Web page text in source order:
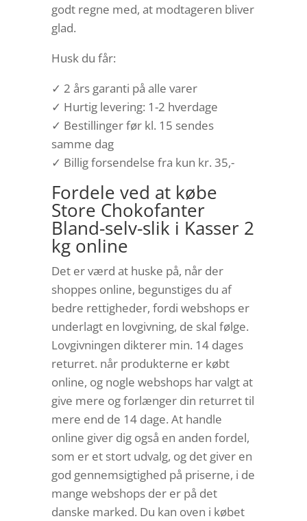
godt regne med, at modtageren bliver
glad.
Husk du får:
✓ 2 års garanti på alle varer
✓ Hurtig levering: 1-2 hverdage
✓ Bestillinger før kl. 15 sendes
samme dag
✓ Billig forsendelse fra kun kr. 35,-
Fordele ved at købe
Store Chokofanter
Bland-selv-slik i Kasser 2
kg online
Det er værd at huske på, når der
shoppes online, begunstiges du af
bedre rettigheder, fordi webshops er
underlagt en lovgivning, de skal følge.
Lovgivningen dikterer min. 14 dages
returret. når produkterne er købt
online, og nogle webshops har valgt at
give mere og forlænger din returret til
mere end de 14 dage. At handle
online giver dig også en anden fordel,
som er et stort udvalg, og det giver en
god gennemsigtighed på priserne, i de
mange webshops der er på det
danske marked. Du kan oven i købet